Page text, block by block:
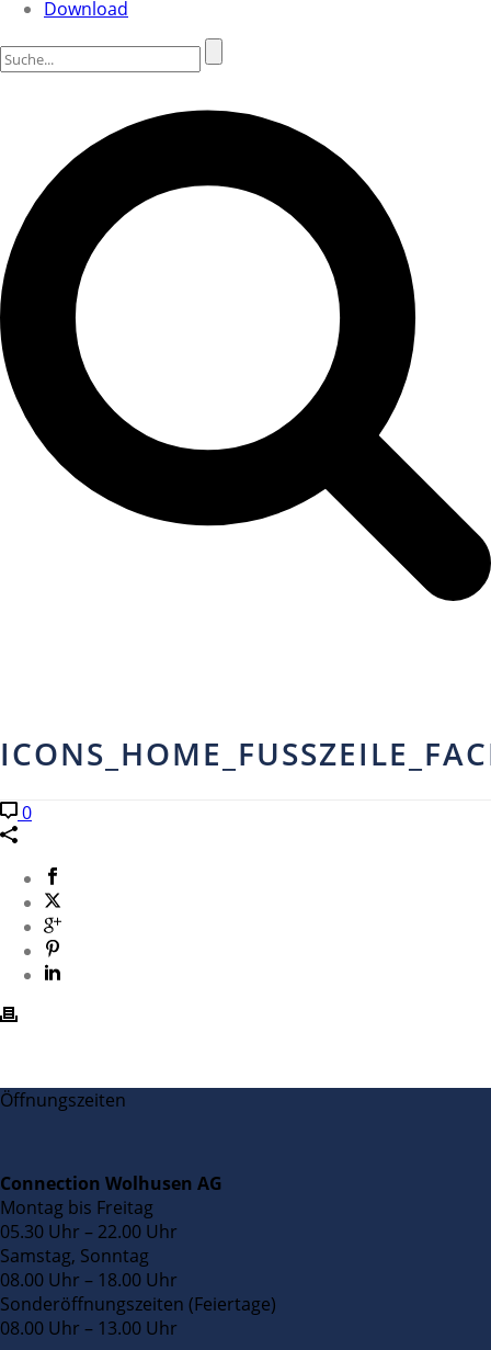
Download
0
Öffnungszeiten
Connection Wolhusen AG
Montag bis Freitag
05.30 Uhr – 22.00 Uhr
Samstag, Sonntag
08.00 Uhr – 18.00 Uhr
Sonderöffnungszeiten (Feiertage)
08.00 Uhr – 13.00 Uhr